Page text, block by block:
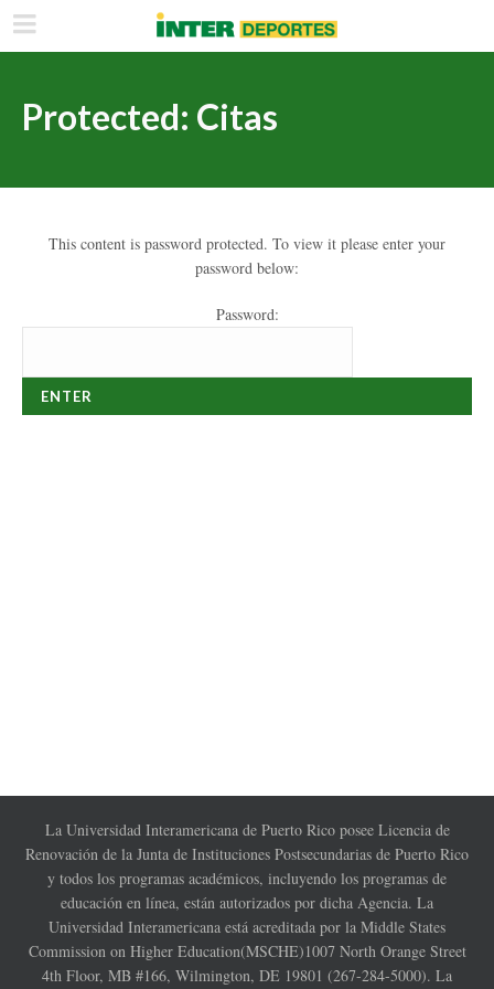
Protected: Citas
This content is password protected. To view it please enter your
password below:
Password:
La Universidad Interamericana de Puerto Rico posee Licencia de
Renovación de la Junta de Instituciones Postsecundarias de Puerto Rico
y todos los programas académicos, incluyendo los programas de
educación en línea, están autorizados por dicha Agencia. La
Universidad Interamericana está acreditada por la Middle States
Commission on Higher Education(MSCHE)1007 North Orange Street
4th Floor, MB #166, Wilmington, DE 19801 (267-284-5000). La